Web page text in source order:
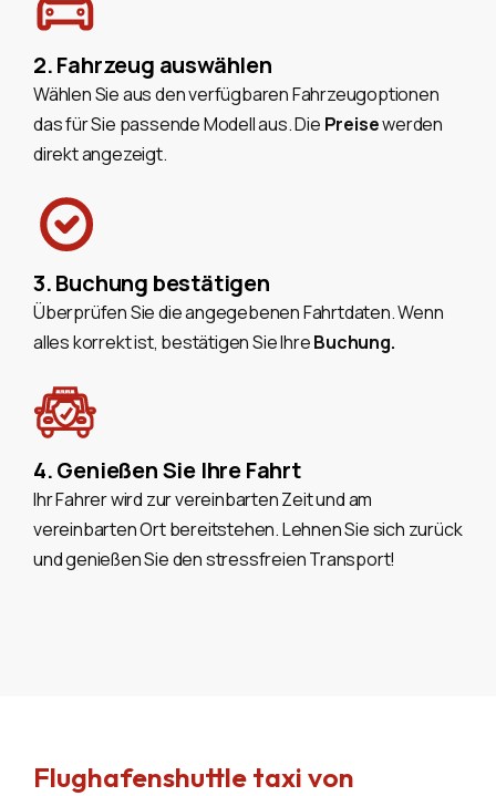
2. Fahrzeug auswählen
Wählen Sie aus den verfügbaren Fahrzeugoptionen
das für Sie passende Modell aus. Die Preisewerden
direkt angezeigt.
3. Buchung bestätigen
Überprüfen Sie die angegebenen Fahrtdaten. Wenn
alles korrekt ist, bestätigen Sie IhreBuchung.
4. Genießen Sie Ihre Fahrt
Ihr Fahrer wird zur vereinbarten Zeit und am
vereinbarten Ort bereitstehen. Lehnen Sie sich zurück
und genießen Sie den stressfreien Transport!
Flughafenshuttle taxi von